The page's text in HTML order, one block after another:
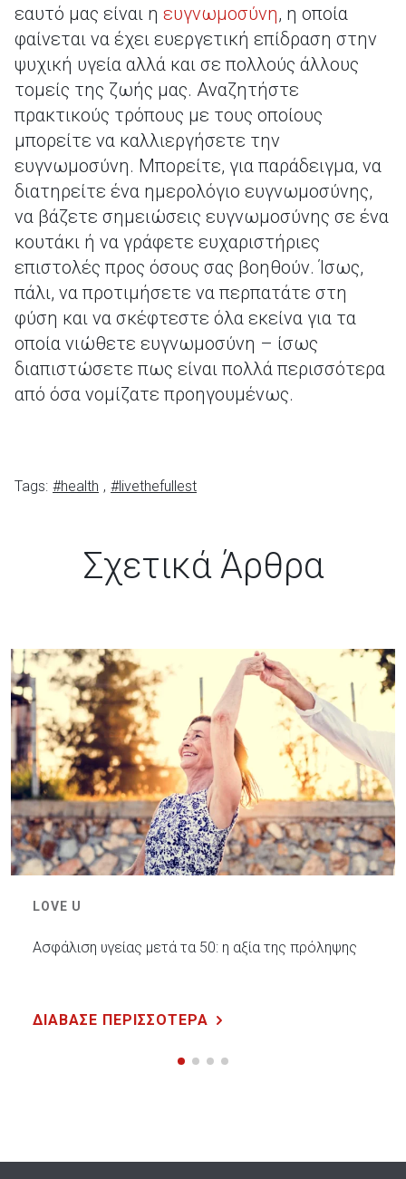
εαυτό μας είναι η ευγνωμοσύνη, η οποία
φαίνεται να έχει ευεργετική επίδραση στην
ψυχική υγεία αλλά και σε πολλούς άλλους
τομείς της ζωής μας. Αναζητήστε
πρακτικούς τρόπους με τους οποίους
μπορείτε να καλλιεργήσετε την
ευγνωμοσύνη. Μπορείτε, για παράδειγμα, να
διατηρείτε ένα ημερολόγιο ευγνωμοσύνης,
να βάζετε σημειώσεις ευγνωμοσύνης σε ένα
κουτάκι ή να γράφετε ευχαριστήριες
επιστολές προς όσους σας βοηθούν. Ίσως,
πάλι, να προτιμήσετε να περπατάτε στη
φύση και να σκέφτεστε όλα εκείνα για τα
οποία νιώθετε ευγνωμοσύνη – ίσως
διαπιστώσετε πως είναι πολλά περισσότερα
από όσα νομίζατε προηγουμένως.
Tags: #health , #livethefullest
Σχετικά Άρθρα
LOVE U
Ασφάλιση υγείας μετά τα 50: η αξία της πρόληψης
ΔΙΑΒΑΣΕ ΠΕΡΙΣΣΟΤΕΡΑ